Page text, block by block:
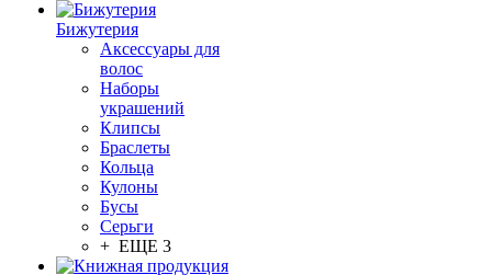
Бижутерия
Аксессуары для
волос
Наборы
украшений
Клипсы
Браслеты
Кольца
Кулоны
Бусы
Серьги
+ ЕЩЕ 3